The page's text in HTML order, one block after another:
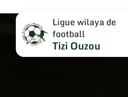
Ligue wilaya de
football
Tizi Ouzou